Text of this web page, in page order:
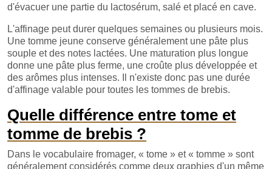
d'évacuer une partie du lactosérum, salé et placé en cave.
L'affinage peut durer quelques semaines ou plusieurs mois.
Une tomme jeune conserve généralement une pâte plus
souple et des notes lactées. Une maturation plus longue
donne une pâte plus ferme, une croûte plus développée et
des arômes plus intenses. Il n'existe donc pas une durée
d'affinage valable pour toutes les tommes de brebis.
Quelle différence entre tome et
tomme de brebis ?
Dans le vocabulaire fromager, « tome » et « tomme » sont
généralement considérés comme deux graphies d'un même